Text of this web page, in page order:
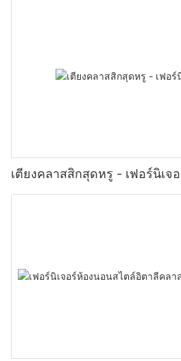
เตียงคลาสสิกสุดหรู - เฟอร์นิเจ